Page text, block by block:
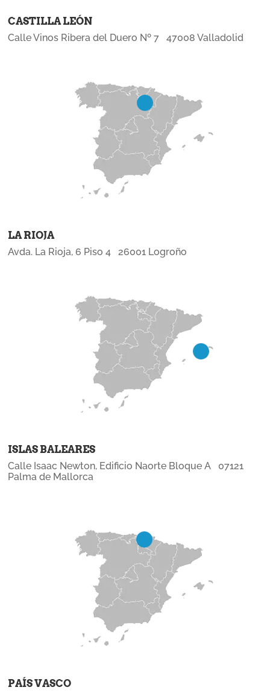
CASTILLA LEÓN
Calle Vinos Ribera del Duero Nº 7 47008 Valladolid
LA RIOJA
Avda. La Rioja, 6 Piso 4 26001 Logroño
ISLAS BALEARES
Calle Isaac Newton, Edificio Naorte Bloque A 07121
Palma de Mallorca
PAÍS VASCO